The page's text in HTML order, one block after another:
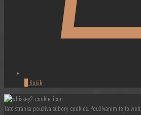
Košík
Táto stránka používa súbory cookies. Používaním tejto